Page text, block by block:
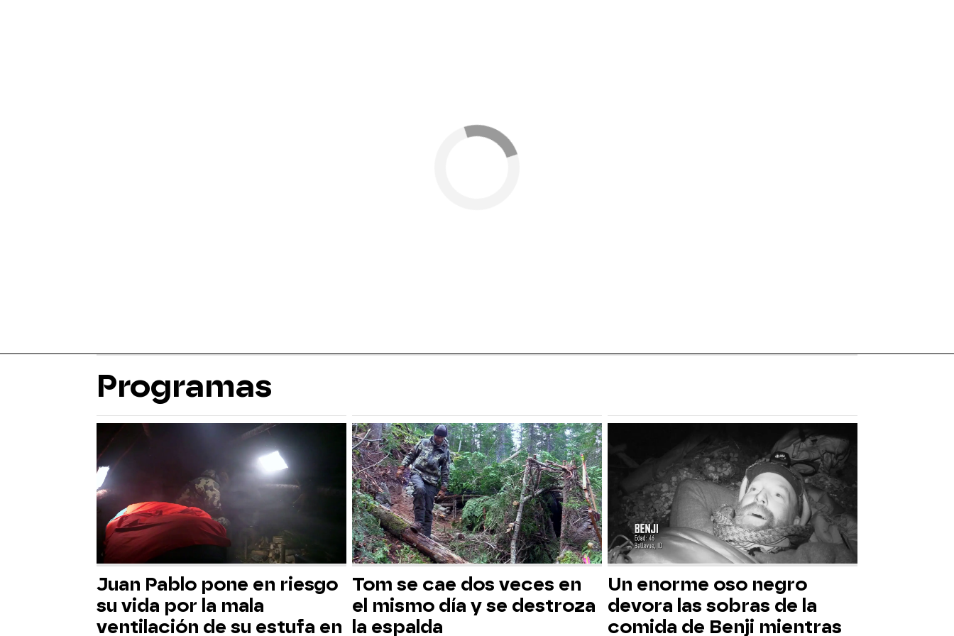
Programas
Juan Pablo pone en riesgo
su vida por la mala
ventilación de su estufa en
Tom se cae dos veces en
el mismo día y se destroza
la espalda
Un enorme oso negro
devora las sobras de la
comida de Benji mientras